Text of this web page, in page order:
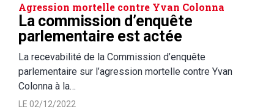
Agression mortelle contre Yvan Colonna
La commission d’enquête
parlementaire est actée
La recevabilité de la Commission d’enquête
parlementaire sur l’agression mortelle contre Yvan
Colonna à la…
LE 02/12/2022